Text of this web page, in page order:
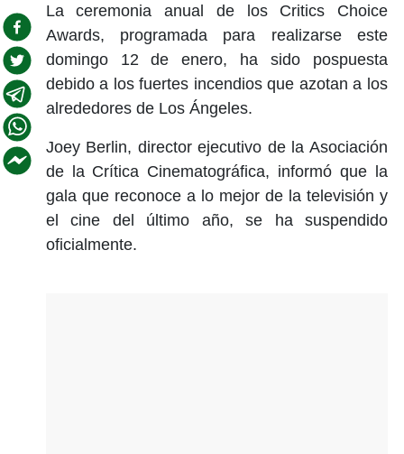
La ceremonia anual de los Critics Choice
Awards, programada para realizarse este
domingo 12 de enero, ha sido pospuesta
debido a los fuertes incendios que azotan a los
alrededores de Los Ángeles.
Joey Berlin, director ejecutivo de la Asociación
de la Crítica Cinematográfica, informó que la
gala que reconoce a lo mejor de la televisión y
el cine del último año, se ha suspendido
oficialmente.